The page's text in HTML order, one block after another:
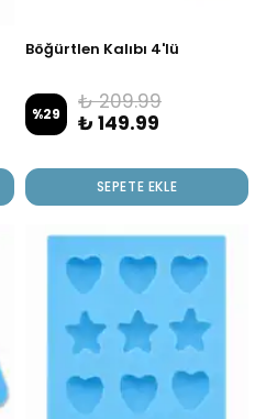
Böğürtlen Kalıbı 4'lü
%29
₺ 209.99
₺ 149.99
SEPETE EKLE